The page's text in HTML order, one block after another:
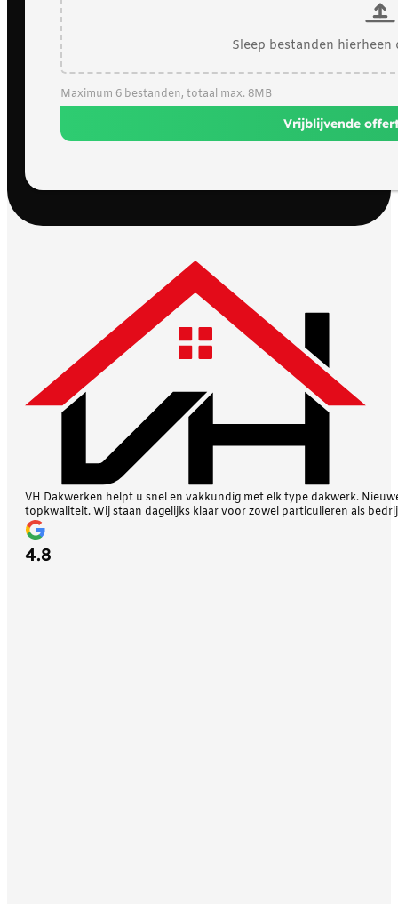
Sleep bestanden
Maximum 6 bestanden, totaal max. 8MB
Vrijblijvende
VH Dakwerken helpt u snel en vakkundig met elk type dakwerk.
topkwaliteit. Wij staan dagelijks klaar voor zowel particulieren als
4.8